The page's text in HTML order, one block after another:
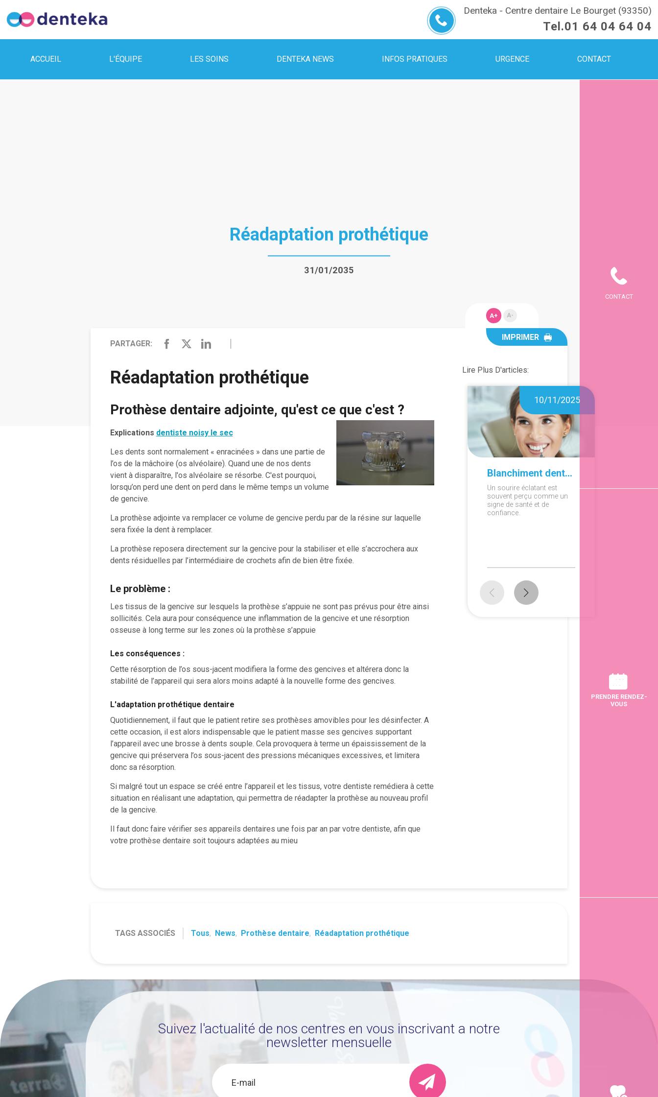
Denteka - Centre dentaire Le Bourget (93350)
Tel.01 64 04 64 04
ACCUEIL L'ÉQUIPE LES SOINS DENTEKA NEWS INFOS PRATIQUES URGENCE CONTACT
Réadaptation prothétique
31/01/2035
A+ A-
IMPRIMER
PARTAGER:
Réadaptation prothétique
Prothèse dentaire adjointe, qu'est ce que c'est ?
Explications dentiste noisy le sec
Les dents sont normalement « enracinées » dans une partie de
l’os de la mâchoire (os alvéolaire). Quand une de nos dents
vient à disparaître, l'os alvéolaire se résorbe. C'est pourquoi,
lorsqu’on perd une dent on perd dans le même temps un volume
de gencive.
La prothèse adjointe va remplacer ce volume de gencive perdu par de la résine sur laquelle
sera fixée la dent à remplacer.
La prothèse reposera directement sur la gencive pour la stabiliser et elle s’accrochera aux
dents résiduelles par l’intermédiaire de crochets afin de bien être fixée.
Le problème :
Les tissus de la gencive sur lesquels la prothèse s’appuie ne sont pas prévus pour être ainsi
sollicités. Cela aura pour conséquence une inflammation de la gencive et une résorption
osseuse à long terme sur les zones où la prothèse s’appuie
Les conséquences :
Cette résorption de l’os sous-jacent modifiera la forme des gencives et altérera donc la
stabilité de l’appareil qui sera alors moins adapté à la nouvelle forme des gencives.
L'adaptation prothétique dentaire
Quotidiennement, il faut que le patient retire ses prothèses amovibles pour les désinfecter. A
cette occasion, il est alors indispensable que le patient masse ses gencives supportant
l’appareil avec une brosse à dents souple. Cela provoquera à terme un épaississement de la
gencive qui préservera l’os sous-jacent des pressions mécaniques excessives, et limitera
donc sa résorption.
Si malgré tout un espace se créé entre l’appareil et les tissus, votre dentiste remédiera à cette
situation en réalisant une adaptation, qui permettra de réadapter la prothèse au nouveau profil
de la gencive.
Il faut donc faire vérifier ses appareils dentaires une fois par an par votre dentiste, afin que
votre prothèse dentaire soit toujours adaptées au mieu
Lire Plus D'articles:
10/11/2025
Blanchiment dentaire à domicile ou en cabinet : que choisir ?
Un sourire éclatant est
souvent perçu comme un
signe de santé et de
confiance.
TAGS ASSOCIÉS Tous, News, Prothèse dentaire, Réadaptation prothétique
CONTACT
PRENDRE RENDEZ-
VOUS
Suivez l'actualité de nos centres en vous inscrivant a notre
newsletter mensuelle